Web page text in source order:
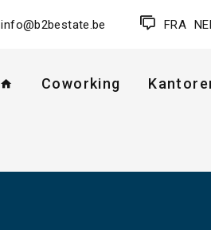
info@b2bestate.be FRA
Coworking